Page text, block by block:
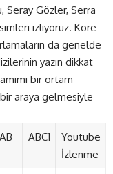
Seray Gözler, Serra
izliyoruz. Kore
da genelde
yazın dikkat
bir ortam
araya gelmesiyle
AB ABC1
Youtube
İzlenme